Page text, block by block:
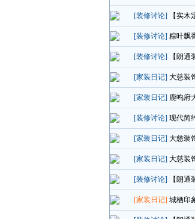
[装修讨论] 【实
[装修讨论] 粽叶飘
[装修讨论] 【朗
[家装日记] 大慈装
[家装日记] 鹿鸣府
[装修讨论] 现代简
[家装日记] 大慈装
[家装日记] 大慈装
[装修讨论] 【朗
[家装日记] 城栖印